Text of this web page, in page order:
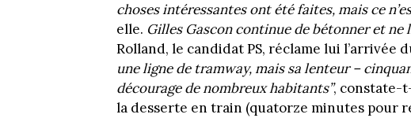
choses intéressantes ont été faites, mais ce
elle. Gilles Gascon continue de bétonner et ne
Rolland, le candidat PS, réclame lui l’arrivée
une ligne de tramway, mais sa lenteur –
décourage de nombreux habitants”, constate-
la desserte en train (quatorze minutes pour